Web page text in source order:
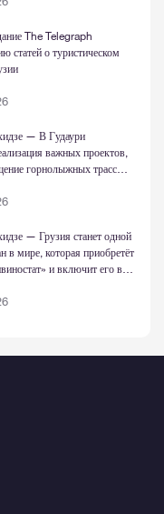
The Telegraph
статей о туристическом
— В Гудаури
важных проектов,
горнолыжных трасс
— Грузия станет одной
в мире, которая приобретёт
и включит его в
является одним из